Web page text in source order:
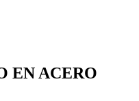
EN ACERO